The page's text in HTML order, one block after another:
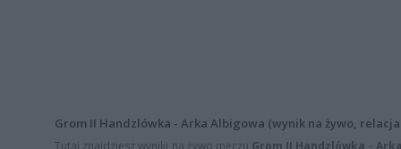
Grom II Handzlówka - Arka Albigowa (wynik na żywo,
Tutaj znajdziesz wyniki na żywo meczu Grom II Handzlówka -